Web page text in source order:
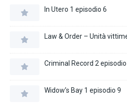
In Utero 1 episodio 6
Law & Order – Unità
Criminal Record 2 episodio
Widow’s Bay 1 episodio 9